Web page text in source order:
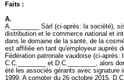
Faits :
A.
A.________ Sàrl (ci-après: la société),
distribution et le commerce national et
dans le domaine de la santé, de la
est affiliée en tant qu'employeur auprès
Fédération patronale vaudoise (ci-
C.C.________ et D.C.________, alors
été les associés gérants avec signature
1999. A compter du 26 octobre 2015,